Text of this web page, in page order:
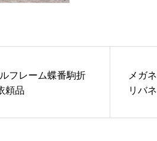
理 GUCCIメガネ修理
フレーム蝶番駒折
頼品
メガ
リバ